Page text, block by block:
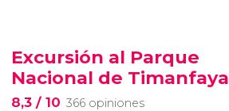
Excursión al Parque
Nacional de Timanfaya
8,3 / 10 366 opiniones